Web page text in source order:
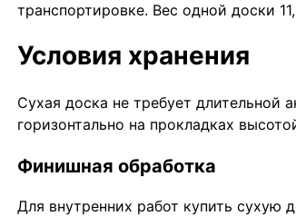
транспортировке. Вес одной доски
Условия хранения
Сухая доска не требует
горизонтально на прокладках
Финишная обработка
Для внутренних работ купить сухую